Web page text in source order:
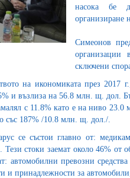
насока бе
организиране
Симеонов
организации
сключени
на икономиката през 2017
и възлиза на 56.8 млн. щ. дол.
с 11.8% като е на ниво 23.0
със 187% /10.8 млн. щ. дол./.
се състои главно от:
Тези стоки заемат около 46% от
автомобилни превозни
и принадлежности за